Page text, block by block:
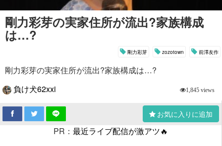
剛力彩芽の実家住所が流出?家族構成
は…?
剛力彩芽 zozotown 前澤友作
剛力彩芽の実家住所が流出?家族構成は…?
負け犬62xxi
1,845 views
お気に入りに追加
PR： 最近ライブ配信が激アツ🔥